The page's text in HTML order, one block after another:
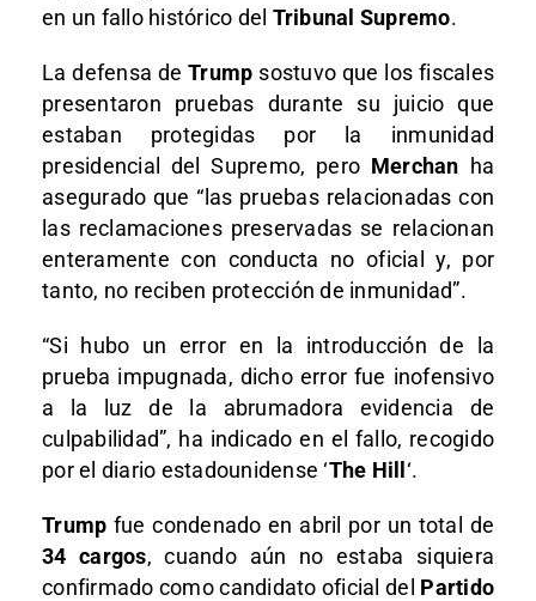
en un fallo histórico del Tribunal Supremo.
La defensa deTrump sostuvo que los fiscales
presentaron pruebas durante su juicio que
estaban protegidas por la inmunidad
presidencial del Supremo, pero Merchan ha
asegurado que “las pruebas relacionadas con
las reclamaciones preservadas se relacionan
enteramente con conducta no oficial y, por
tanto, no reciben protección de inmunidad”.
“Si hubo un error en la introducción de la
prueba impugnada, dicho error fue inofensivo
a la luz de la abrumadora evidencia de
culpabilidad”, ha indicado en el fallo, recogido
por el diario estadounidense ‘The Hill ‘.
Trump fue condenado en abril por un total de
34 cargos, cuando aún no estaba siquiera
confirmado como candidato oficial del Partido